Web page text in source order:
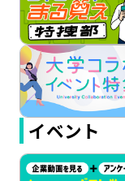
イベント